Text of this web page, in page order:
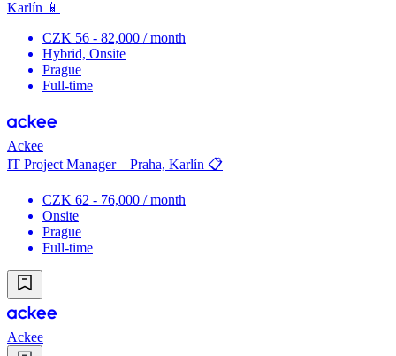
Karlín 📱
CZK 56 - 82,000 / month
Hybrid, Onsite
Prague
Full-time
Ackee
IT Project Manager – Praha, Karlín 📋
CZK 62 - 76,000 / month
Onsite
Prague
Full-time
Ackee